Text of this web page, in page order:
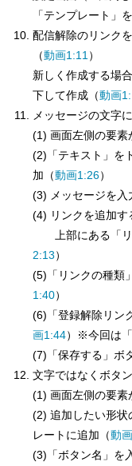
「テンプレート」
配信解除のリンク
（動画1:11 ）
新しく作成する場
下して作成（動画
メッセージの文字
(1) 画面左側の要素
(2)「テキスト」を
加（動画1:26）
(3) メッセージを入
(4) リンクを追加す
上部にある「リ
2:13）
(5)「リンクの種類
1:40）
(6)「登録解除リン
画1:44）※今回は
(7)「保存する」ボ
文字ではなくボタ
(1) 画面左側の要素
(2) 追加したい形状
レートに追加（動
(3)「ボタン名」を